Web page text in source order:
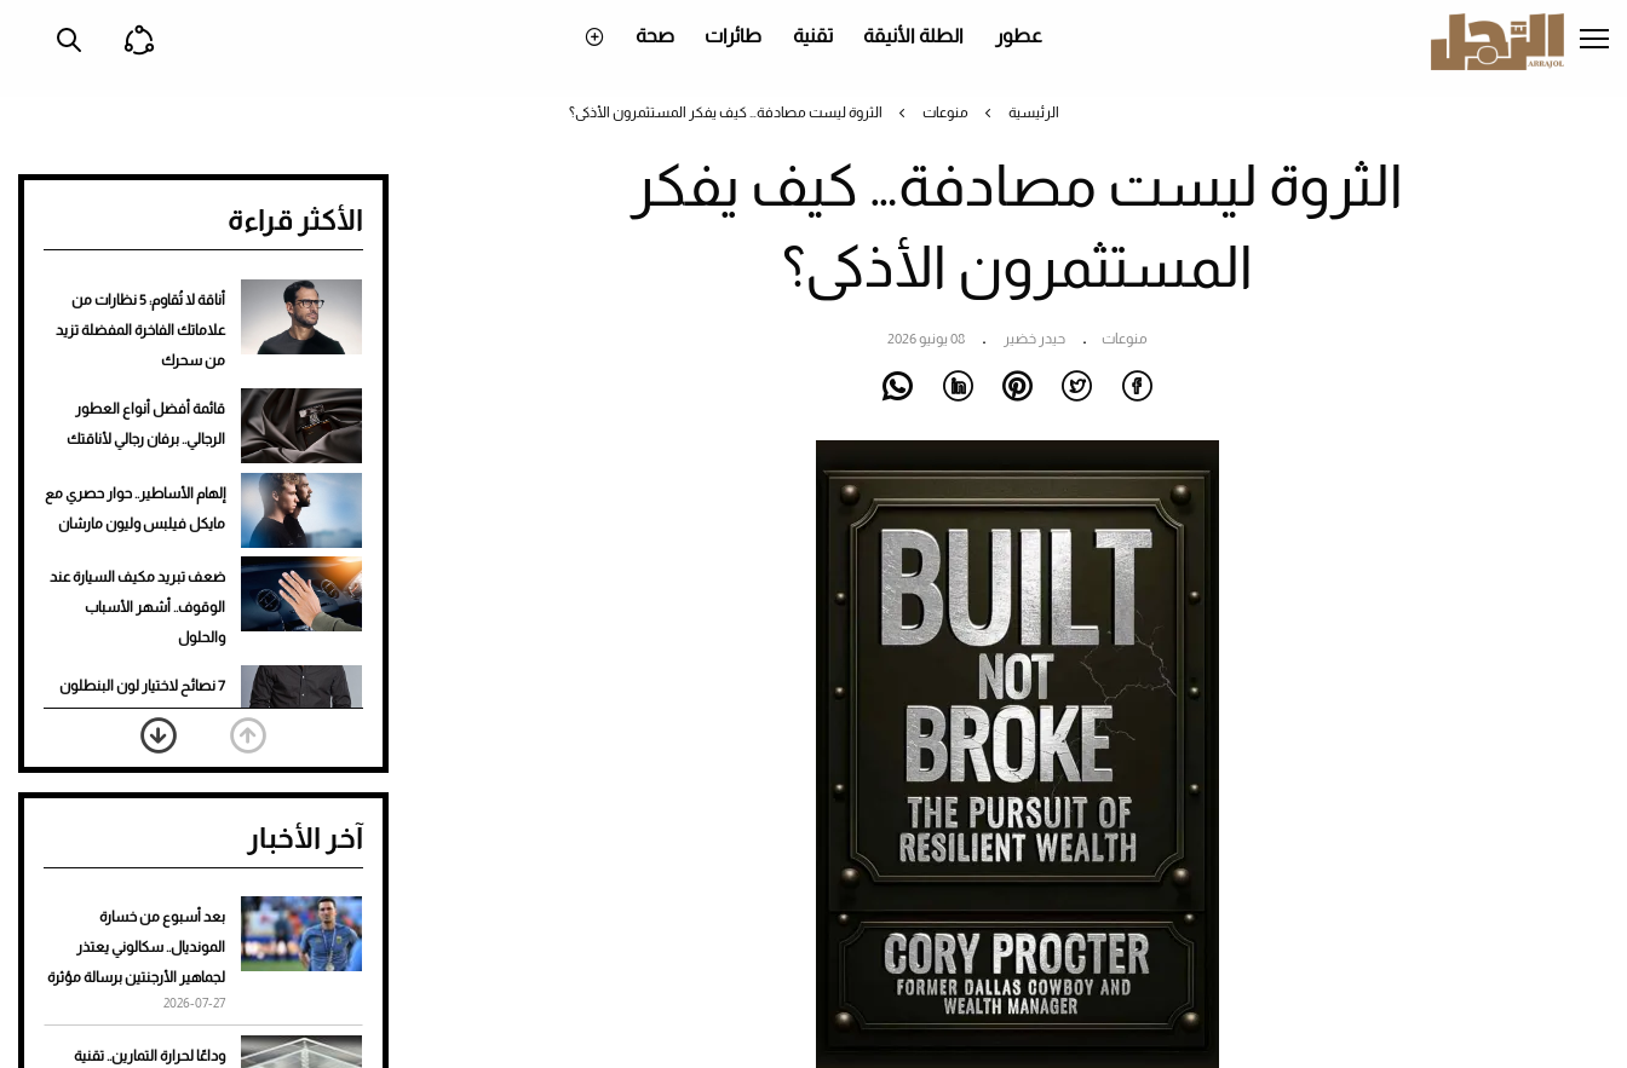
إلى
المحتوى
عطور الطلة الأنيقة تقنية طائرات صحة
الرئيسية منوعات الثروة ليست مصادفة… كيف يفكر المستثمرون الأذكى؟
الثروة ليست مصادفة… كيف يفكر
المستثمرون الأذكى؟
منوعات حيدر خضير 08 يونيو 2026
الأكثر قراءة
أناقة لا تُقاوم: 5 نظارات من
علاماتك الفاخرة المفضلة تزيد
من سحرك
قائمة أفضل أنواع العطور
الرجالي.. برفان رجالي لأناقتك
إلهام الأساطير.. حوار حصري مع
مايكل فيلبس وليون مارشان
ضعف تبريد مكيف السيارة عند
الوقوف.. أشهر الأسباب
والحلول
7 نصائح لاختيار لون البنطلون
المناسب للقميص الأسود
نرى المستقبل من خلال
تصميماتنا.. كيف حجزت 1886
تمنحك فخامة استثنائية
هوى الأبطال
أفضل تدريج للشعر الطويل
آخر الأخبار
بعد أسبوع من خسارة
المونديال.. سكالوني يعتذر
لجماهير الأرجنتين برسالة مؤثرة
2026-07-27
وداعًا لحرارة التمارين.. تقنية